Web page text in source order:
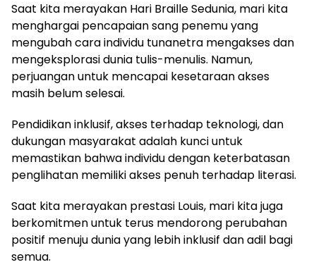
Saat kita merayakan Hari Braille Sedunia, mari kita
menghargai pencapaian sang penemu yang
mengubah cara individu tunanetra mengakses dan
mengeksplorasi dunia tulis-menulis. Namun,
perjuangan untuk mencapai kesetaraan akses
masih belum selesai.
Pendidikan inklusif, akses terhadap teknologi, dan
dukungan masyarakat adalah kunci untuk
memastikan bahwa individu dengan keterbatasan
penglihatan memiliki akses penuh terhadap literasi.
Saat kita merayakan prestasi Louis, mari kita juga
berkomitmen untuk terus mendorong perubahan
positif menuju dunia yang lebih inklusif dan adil bagi
semua.